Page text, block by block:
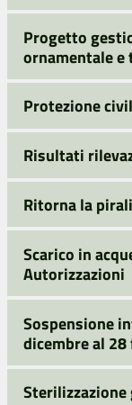
Progetto
ornamentale e
Protezione
Risultati
Ritorna la
Scarico in
Autorizzazioni
Sospensione
dicembre al